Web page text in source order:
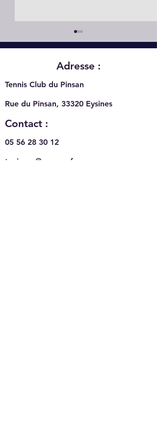
Recrutement au TC
Pinsan
Adresse :
Tennis Club du Pinsan
Rue du Pinsan, 33320 Eysines
Contact :
05 56 28 30 12
tcpinsan@orange.fr